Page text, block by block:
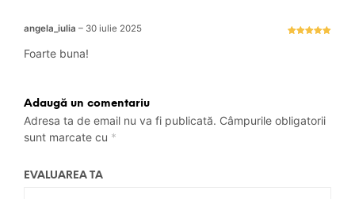
angela_iulia – 30 iulie 2025
Foarte buna!
Adaugă un comentariu
Adresa ta de email nu va fi publicată. Câmpurile obligatorii
sunt marcate cu *
EVALUAREA TA